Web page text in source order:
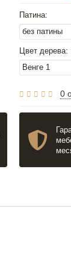
Патина:
Цвет дерева:
0